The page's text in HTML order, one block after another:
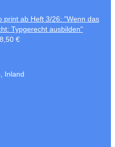
print ab Heft 3/26: "Wenn das
Typgerecht ausbilden"
€
Inland